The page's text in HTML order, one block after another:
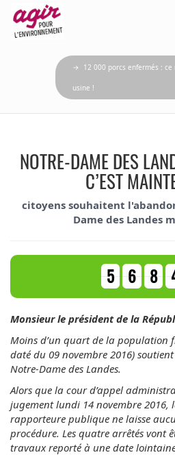
→ 12 000 porcs enfermés : ce
usine !
NOTRE-DAME DES
C’EST
citoyens souhaitent
Dame des Landes
5 6 8
Monsieur le président de la
Moins d’un quart de la population
daté du 09 novembre 2016)
Notre-Dame des Landes.
Alors que la cour d’appel
jugement lundi 14 novembre
rapporteure publique ne laisse
procédure. Les quatre arrêtés vont
travaux reporté à une date